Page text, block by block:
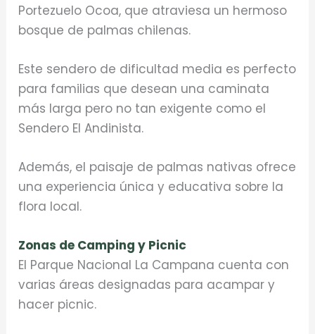
Portezuelo Ocoa, que atraviesa un hermoso
bosque de palmas chilenas.
Este sendero de dificultad media es perfecto
para familias que desean una caminata
más larga pero no tan exigente como el
Sendero El Andinista.
Además, el paisaje de palmas nativas ofrece
una experiencia única y educativa sobre la
flora local.
Zonas de Camping y Picnic
El Parque Nacional La Campana cuenta con
varias áreas designadas para acampar y
hacer picnic.